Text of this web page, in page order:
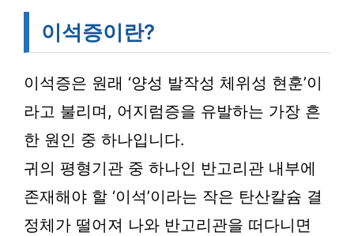
이석증이란?
이석증은 원래 ‘양성 발작성 체위성 현훈’이
라고 불리며, 어지럼증을 유발하는 가장 흔
한 원인 중 하나입니다.
귀의 평형기관 중 하나인 반고리관 내부에
존재해야 할 ‘이석’이라는 작은 탄산칼슘 결
정체가 떨어져 나와 반고리관을 떠다니면